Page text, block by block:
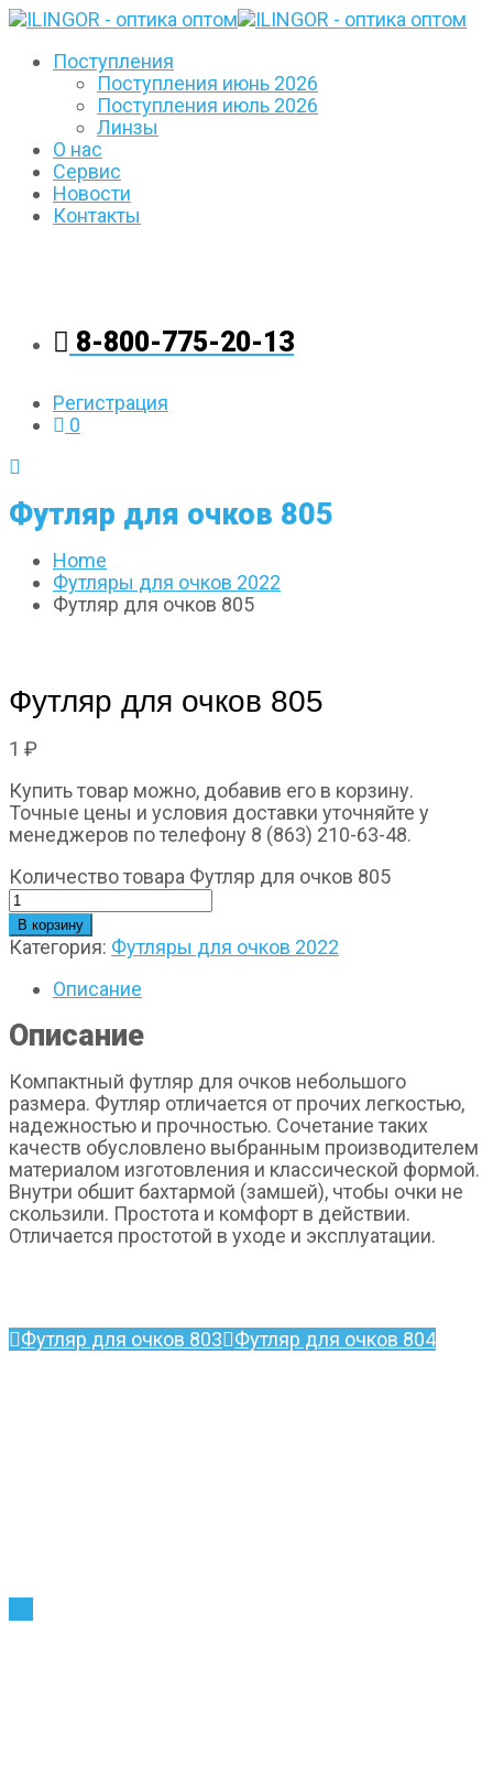
Поступления
Поступления июнь 2026
Поступления июль 2026
Линзы
О нас
Сервис
Новости
Контакты
8-800-775-20-13
Регистрация
0
Футляр для очков 805
Home
Футляры для очков 2022
Футляр для очков 805
Футляр для очков 805
1 ₽
Купить товар можно, добавив его в корзину.
Точные цены и условия доставки уточняйте у
менеджеров по телефону 8 (863) 210-63-48.
Количество товара Футляр для очков 805
В корзину
Категория: Футляры для очков 2022
Описание
Описание
Компактный футляр для очков небольшого
размера. Футляр отличается от прочих легкостью,
надежностью и прочностью. Сочетание таких
качеств обусловлено выбранным производителем
материалом изготовления и классической формой.
Внутри обшит бахтармой (замшей), чтобы очки не
скользили. Простота и комфорт в действии.
Отличается простотой в уходе и эксплуатации.
Футляр для очков 803 Футляр для очков 804